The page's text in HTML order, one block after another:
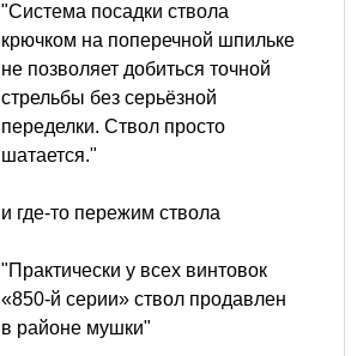
"Система посадки ствола
крючком на поперечной шпильке
не позволяет добиться точной
стрельбы без серьёзной
переделки. Ствол просто
шатается."
и где-то пережим ствола
"Практически у всех винтовок
«850-й серии» ствол продавлен
в районе мушки"